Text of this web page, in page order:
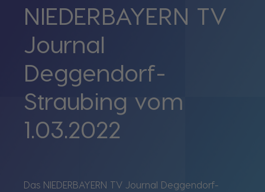
NIEDERBAYERN TV
Journal
Deggendorf-
Straubing vom
1.03.2022
Das NIEDERBAYERN TV Journal Deggendorf-